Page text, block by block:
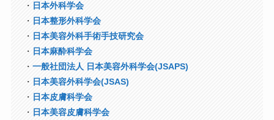
・ 日本外科学会
・ 日本整形外科学会
・ 日本美容外科手術手技研究会
・ 日本麻酔科学会
・ 一般社団法人 日本美容外科学会(JSAPS)
・ 日本美容外科学会(JSAS)
・ 日本皮膚科学会
・ 日本美容皮膚科学会